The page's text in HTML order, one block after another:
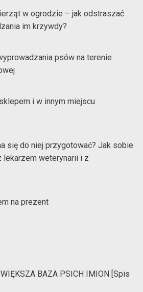
w ogrodzie – jak odstraszać
im krzywdy?
psów na terenie
i w innym miejscu
się do niej przygotować? Jak sobie
lekarzem weterynarii i z
na prezent
BAZA PSICH IMION [Spis